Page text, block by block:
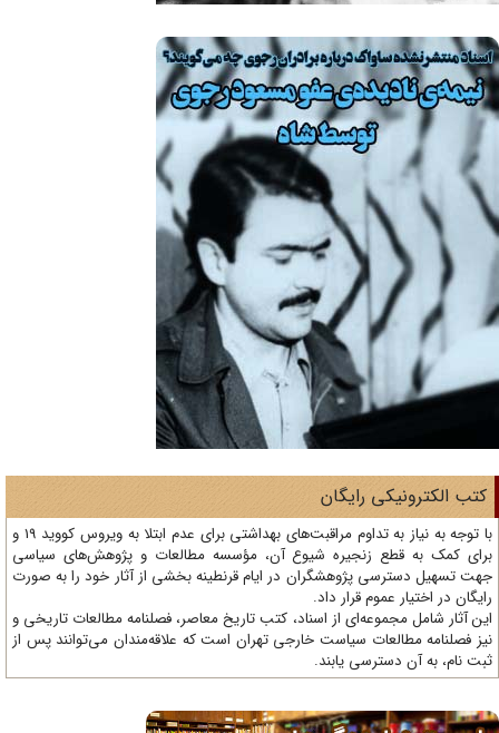
الکترونیکی رایگان
با توجه به نیاز به تداوم مراقبت‌های بهداشتی برای عدم ابتلا به ویروس کووید 19 و
کمک به قطع زنجیره شیوع آن، مؤسسه مطالعات و پژوهش‌های سیاسی
تسهیل دسترسی پژوهشگران در ایام قرنطینه بخشی از آثار خود را به صورت
در اختیار عموم قرار داد.
آثار شامل مجموعه‌ای از اسناد، کتب تاریخ معاصر، فصلنامه‌ مطالعات تاریخی و
فصلنامه مطالعات سیاست خارجی تهران است که علاقه‌مندان می‌توانند پس از
نام، به آن دسترسی یابند.